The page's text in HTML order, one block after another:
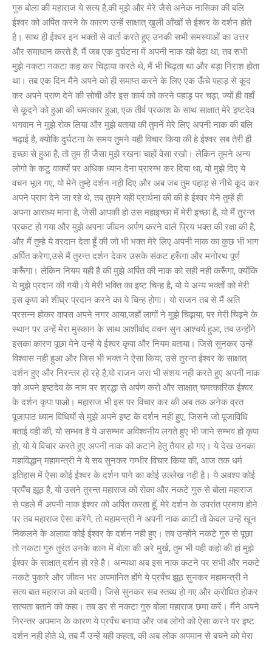
गुरु बोला की महाराज ये सत्य है,की मुझे और मेरे जैसे अनेक नासिका की बलि
ईश्वर को अर्पित करने के कारण उन्हें साक्षात् खुली आँखों से ईश्वर के दर्शन होते
है। साथ ही ईश्वर इन भक्तों से वार्ता करते हुए उनकी सभी समस्याओं का उत्तर
और समाधान करते है, मैं जब एक दुर्घटना में अपनी नाक खो बेठा था, तब सभी
मुझे नकटा नकटा कह कर चिढ़ाया करते थे, मैं भी चिढ़ता था और बड़ा निराश होता
था। तब एक दिन मैने अपने को ही समाप्त करने के लिए एक ऊँचे पहाड़ से कूद
कर अपने प्राण देने की सोची और इस कार्य को करने पहाड़ पर चढ़ा, ज्यों ही वहाँ
से कूदने को हुआ की चमत्कार हुआ, एक तीर्व प्रकाश के साथ साक्षात् मेरे इष्टदेव
भगवान ने मुझे रोक लिया और मुझे बताया की तुमनें मेरे लिए अपनी नाक की बलि
चढ़ाई है, क्योकि दुर्घटना के समय तुमने यही विचार किया की हे ईश्वर सब तेरी ही
इच्छा से हुआ है, तो तुम ही जैसा मुझे रखना चाहों वेसा रखो। लेकिन तुमने अन्य
लोगो के कटु वाक्यों पर अधिक ध्यान देना प्रारम्भ कर दिया था, यो मुझे दिए ये
वचन भूल गए, यो मेने तुम्हे दर्शन नही दिए और अब जब तुम पहाड़ से नीचे कूद कर
अपने प्राण देने जा रहे थे, तब तुमने यही प्रार्थना की की हे ईश्वर मेने तुम्हें ही
अपना आराध्य माना है, जेसी आपकी हो उस महाइच्छा में मेरी इच्छा है, यो मैं तुरन्त
प्रकट हो गया और मुझे अपना जीवन अर्पण करने वाले प्रिय भक्त की रक्षा की है,
और मैं तुम्हे ये वरदान देता हूँ की जो भी भक्त मेरे लिए अपनी नाक का कुछ भी भाग
अर्पित करेगा,उसे मैं तुरन्त दर्शन देकर उसके संकट हरूँगा और मनोरथ पूर्ण
करूँगा। लेकिन नियम यही है की मुझे अर्पित की नाक को सही नही करूँगा, क्योंकि
ये मुझे प्रदान की गयी।ये मेरी भक्ति का इष्ट चिन्ह है, यो ये अन्य भक्तों को मेरी
इस कृपा को शीघ्र प्रदान करने का ये चिन्ह होगा। यो राजन तब से मैं अति
प्रसन्न होकर वापस अपने नगर आया,जहाँ लागों ने मुझे चिढ़ाया, पर मेरी चिढ़ने के
स्थान पर उन्हें मेरा मुस्कान के साथ आशीर्वाद वचन सुन आश्चर्य हुआ, तब उन्होंने
इसका कारण पूछा मेने उन्हें ये ईश्वर कृपा और नियम बताया। जिसे सुनकर उन्हें
विश्वास नही हुआ और जिस भी भक्त ने ऐसा किया, उसे तुरन्त ईश्वर के साक्षात्
दर्शन हुए और निरन्तर हो रहे है,यो राजन जरा भी संशय नही करते हुए अपनी नाक
को अपने इष्टदेव के नाम पर श्रद्धा से अर्पण करो और साक्षात् चमत्कारिक ईश्वर
के दर्शन कृपा पाओ। महाराज भी इस पर विचार कर की अब तक अनेक व्रत
पूजापाठ ध्यान विधियों से मुझे अपने इष्ट के दर्शन नही हुए, जिसने जो पूजाविधि
बताई वही की, यो सम्भव है ये असम्भव अविश्वनीय लगते हुए भी जाने सम्भव हो कृपा
हो, यो ये विचार करते हुए अपनी नाक को कटाने हेतु तैयार हो गए। ये देख उनका
महाविद्धान् महामन्त्री ने ये सब सुनकर गम्भीर विचार किया की, आज तक धर्म
इतिहास में ऐसा कोई ईश्वर के दर्शन पाने का कोई उल्लेख नही है। ये अवश्य कोई
प्रपँच झूठ है, यो उसने तुरन्त महाराज को रोका और नकटे गुरु से बोला महाराज
से पहले मैं अपनी नाक ईश्वर को अर्पित करता हूँ, मेरे दर्शन के उपरांत प्रमाण होने
पर तब महाराज ऐसा करेंगे, तो महामन्त्री ने अपनी नाक काटी तो केवल उन्हें खून
निकलने के अलावा कोई ईश्वर के दर्शन नही हुए। तब उन्होंने नकटे गुरु से पूछा
तो नकटा गुरु तुरंत उनके कान में बोला की अरे मुर्ख, तुम भी यही कहो की हां मुझे
ईश्वर के साक्षात् दर्शन हो रहे है। अन्यथा अब इस नाक कटने पर सभी और नकटे
नकटे पुकारे और जीवन भर अपमानित होंगे ये प्रपँच झूठ सुनकर महामन्त्री ने
सत्य बात महाराज को बतायी। जिसे सुनकर सब स्तब्ध हो गए और क्रोधित होकर
सत्यता बताने को कहा। तब डर से नकटा गुरु बोला महाराज छमा करें। मैंने अपने
निरन्तर अपमान के कारण ये प्रपँच बनाया और जब लोगो को ऐसा करने पर इष्ट
दर्शन नही होते थे, तब मैं उन्हें यही कहता, की अब लोक अपमान से बचने को मेरा